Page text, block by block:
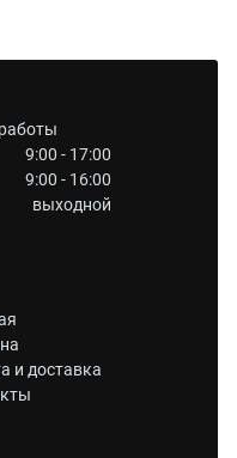
9:00 - 17:00
9:00 - 16:00
выходной
и доставка